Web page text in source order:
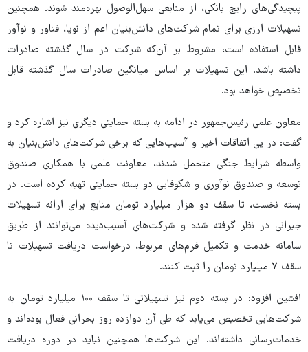
پیچیدگی‌های رایج بانکی، از منابعی سهل‌الوصول بهره‌مند شوند. همچنین
تسهیلات ارزی برای تمام شرکت‌های دانش‌بنیان اعم از نوپا، فناور و نوآور
قابل استفاده است، مشروط بر آن‌که شرکت در سال گذشته صادرات
داشته باشد. این تسهیلات بر اساس میانگین صادرات سال گذشته قابل
تخصیص خواهد بود.
معاون علمی رئیس‌جمهور در ادامه به بسته حمایتی دیگری نیز اشاره کرد و
گفت: در پی اتفاقات اخیر و آسیب‌هایی که برخی شرکت‌های دانش‌بنیان به
واسطه شرایط جنگی متحمل شدند، معاونت علمی با همکاری صندوق
توسعه و صندوق نوآوری و شکوفایی دو بسته حمایتی تهیه کرده است. در
بسته نخست، تا سقف دو هزار میلیارد تومان منابع برای ارائه تسهیلات
جبرانی در نظر گرفته شده و شرکت‌های آسیب‌دیده می‌توانند از طریق
سامانه خدمت و تکمیل فرم‌های مربوط، درخواست دریافت تسهیلات تا
سقف ۷ میلیارد تومان را ثبت کنند.
افشین افزود: در بسته دوم نیز تسهیلاتی تا سقف ۱۰۰ میلیارد تومان به
شرکت‌هایی تخصیص می‌یابد که طی آن دوازده روز بحرانی فعال بوده‌اند و
خدمات‌رسانی داشته‌اند. این شرکت‌ها همچنین نباید در دوره دریافت